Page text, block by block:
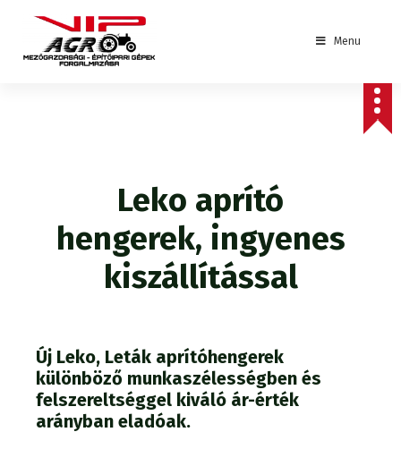
Menu
Leko aprító
hengerek, ingyenes
kiszállítással
Új Leko, Leták aprítóhengerek
különböző munkaszélességben és
felszereltséggel kiváló ár-érték
arányban eladóak.